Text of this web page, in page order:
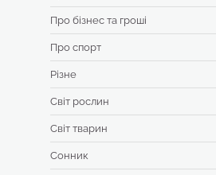
Про бізнес та гроші
Про спорт
Різне
Світ рослин
Світ тварин
Сонник